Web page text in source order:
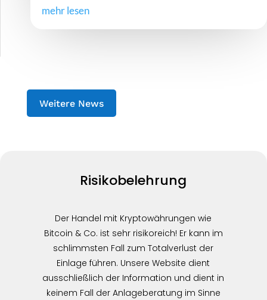
mehr lesen
Weitere News
Risikobelehrung
Der Handel mit Kryptowährungen wie
Bitcoin & Co. ist sehr risikoreich! Er kann im
schlimmsten Fall zum Totalverlust der
Einlage führen. Unsere Website dient
ausschließlich der Information und dient in
keinem Fall der Anlageberatung im Sinne